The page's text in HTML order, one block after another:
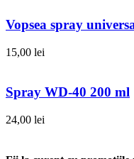
Vopsea spray
15,00 lei
Spray WD-40 200 ml
24,00 lei